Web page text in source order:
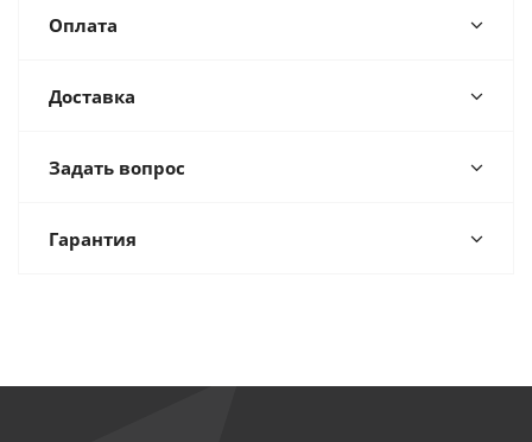
Оплата
Доставка
Задать вопрос
Гарантия